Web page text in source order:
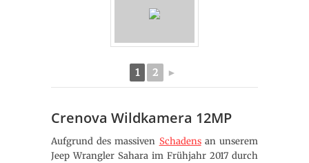
1 2 ►
Crenova Wildkamera 12MP
Aufgrund des massiven Schadensan unserem
Jeep Wrangler Sahara im Frühjahr 2017 durch